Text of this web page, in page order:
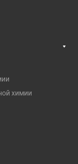
химии